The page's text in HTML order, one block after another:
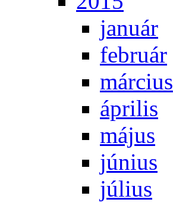
ja­nu­ár
feb­ru­ár
már­ci­us
áp­ri­lis
má­jus
jú­ni­us
jú­li­us